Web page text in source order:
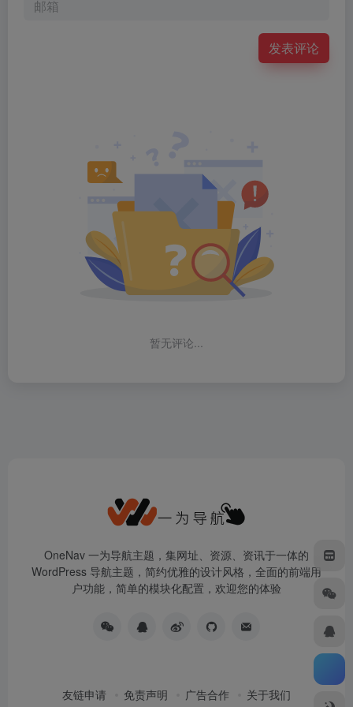
发表评论
暂无评论...
OneNav 一为导航主题，集网址、资源、资讯于一体的
WordPress 导航主题，简约优雅的设计风格，全面的前端用
户功能，简单的模块化配置，欢迎您的体验
友链申请 免责声明 广告合作 关于我们